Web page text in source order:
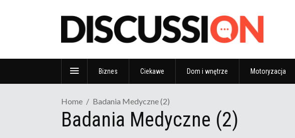
Biznes Ciekawe Dom i wnętrze Motoryzacja
Home Badania Medyczne (2)
Badania Medyczne (2)